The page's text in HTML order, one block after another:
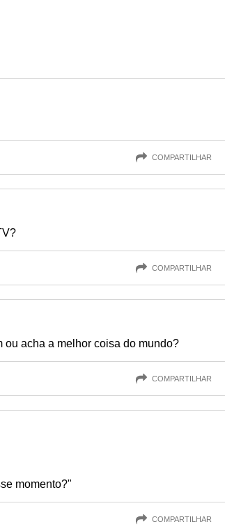
COMPARTILHAR
COMPARTILHAR
ou acha a melhor coisa do mundo?
COMPARTILHAR
momento?"
COMPARTILHAR